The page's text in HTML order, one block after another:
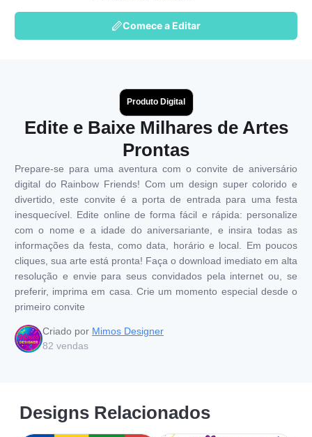
Comece a Editar
Produto Digital
Edite e Baixe Milhares de Artes
Prontas
Prepare-se para uma aventura com o convite de aniversário
digital do Rainbow Friends! Com um design super colorido e
divertido, este convite é a porta de entrada para uma festa
inesquecível. Edite online de forma fácil e rápida: personalize
com o nome e a idade do aniversariante, e insira todas as
informações da festa, como data, horário e local. Em poucos
cliques, sua arte está pronta! Faça o download imediato em alta
resolução e envie para seus convidados pela internet ou, se
preferir, imprima em casa. Crie um momento especial desde o
primeiro convite
Criado por Mimos Designer
82 vendas
Designs Relacionados